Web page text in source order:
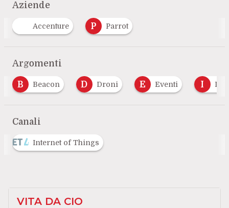
Aziende
Accenture P Parrot
Argomenti
Beacon D Droni E Eventi I Internet
Canali
Internet of Things
VITA DA CIO